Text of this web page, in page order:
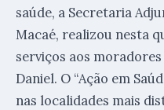
saúde, a Secretaria
Macaé, realizou nesta
serviços aos
Daniel. O “Ação em
nas localidades mais